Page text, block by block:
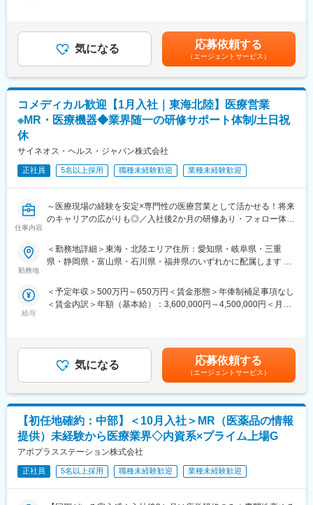
■研修体制
プロジェクトごとに異なりますが、同社または配属先のメーカー
にて研修が十分にございます。
プロジェクト配属後もマネージャーが丁寧に支援します。日々の
仕事の悩みやキャリア相談だけでなく、業務に不安がある際など
もしっかりとケアします。業界でも特に支援が手厚いと評判で
す。
ビュー等が閲覧可能です◇
https://liff.line.me/1655046877-Gm8rqdqY/landing?
変更の範囲：会社の定める業務
2カ月の集中研修で業界の基礎から学べるため、医療業界が初めて
の方でも安心して挑戦できます。
営業職ならではの「提案スキル」だけでなく、専門知識を持って
医師などに提案するため、市場では需要が高まり、希少性も増し
ています。
・MRとは
行います。
※MRだけでなく、医療機器営業職としてアサインされる可能性も
ございます。
■ 丁寧な研修・支援体制
入社後は2カ月間の研修（オンライン・対面両方）があります。基
期社員と支えあいながら習得することが可能です。
※配属先は入社後に確定する予定です。
また、配属後も一人ひとりの知識とスキルアップのために様々な
■明確な評価制度／やりがいや努力がきちんと報われる報酬制度
■豊富なキャリアプランとサポート体制
志向性やその時の環境に応じて「特定の領域で専門性を高める」
「幅広い疾患をカバーできるオールラウンダーになる」「本社部
門（マネージャー、研修部門など）へのキャリアチェンジ」など
幅広いキャリアプランがあります。
また、弊社のマネージャーのほとんどは、MRからキャリアチェン
ジしたメンバーです。担当マネージャーが定期的に面談を行い、
分からないことやキャリアに関してサポートします。
動・四半期一時金：10万円（四半期に1回、10万円程度支給）※た
だし支給条件有。他、永続勤務報奨金（3年勤務5万円支給、5年
勤務10万円…）ございます。賃金はあくまでも目安の金額であ
り、選考を通じて上下する可能性があります。月給(月額)は固定手
当を含めた表記です。
気になる 応募依頼する
（エージェントサービス）
コメディカル歓迎【1月入社｜東海北陸】医療営業
※MR・医療機器◆業界随一の研修サポート体制/土日祝
休
サイネオス・ヘルス・ジャパン株式会社
正社員 5名以上採用 職種未経験歓迎 業種未経験歓迎
仕事内容
～医療現場の経験を安定×専門性の医療営業として活かせる！将来
のキャリアの広がりも◎／入社後2か月の研修あり・フォロー体制
■ 仕事概要
未経験から、医療業界の専門職であるMR（医薬情報担当者）とし
当社は製薬・医療機器メーカーの営業業務を担う
「CSO（Contract Sales Organization）」で、多くの未経験者が
医師などに提案するため、市場では需要が高まり、希少性も増し
ています。
・MRとは
主に医師や薬剤師等へ、担当製品の情報提供を行います。担当施
設の患者様に応じた情報提供や、担当製品の処方後の情報収集を
行います。
※MRだけでなく、医療機器営業職としてアサインされる可能性も
ございます。
勤務地
＜勤務地詳細＞東海・北陸エリア住所：愛知県・岐阜県・三重
県・静岡県・富山県・石川県・福井県のいずれかに配属します 受
給与
＜予定年収＞500万円～650万円＜賃金形態＞年俸制補足事項なし
＜賃金内訳＞年額（基本給）：3,600,000円～4,500,000円＜月額
動・四半期一時金：10万円（四半期に1回、10万円程度支給）※た
だし支給条件有。他、永続勤務報奨金（3年勤務5万円支給、5年
勤務10万円…）ございます。賃金はあくまでも目安の金額であ
り、選考を通じて上下する可能性があります。月給(月額)は固定手
当を含めた表記です。
気になる 応募依頼する
（エージェントサービス）
【初任地確約：中部】＜10月入社＞MR（医薬品の情報
提供）未経験から医療業界◇内資系×プライム上場G
アポプラスステーション株式会社
正社員 5名以上採用 職種未経験歓迎 業種未経験歓迎